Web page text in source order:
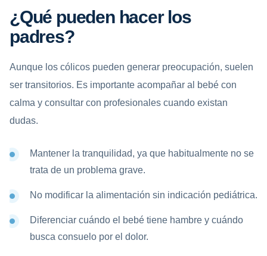
¿Qué pueden hacer los
padres?
Aunque los cólicos pueden generar preocupación, suelen
ser transitorios. Es importante acompañar al bebé con
calma y consultar con profesionales cuando existan
dudas.
Mantener la tranquilidad, ya que habitualmente no se
trata de un problema grave.
No modificar la alimentación sin indicación pediátrica.
Diferenciar cuándo el bebé tiene hambre y cuándo
busca consuelo por el dolor.